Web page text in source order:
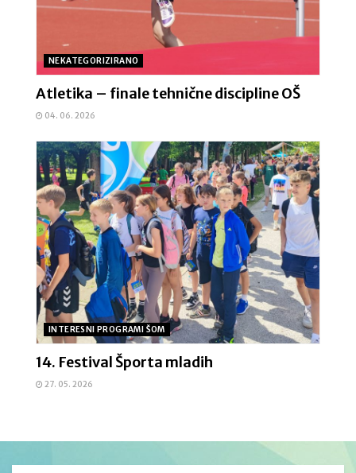
NEKATEGORIZIRANO
Atletika – finale tehnične discipline OŠ
04. 06. 2026
INTERESNI PROGRAMI ŠOM
14. Festival Športa mladih
27. 05. 2026